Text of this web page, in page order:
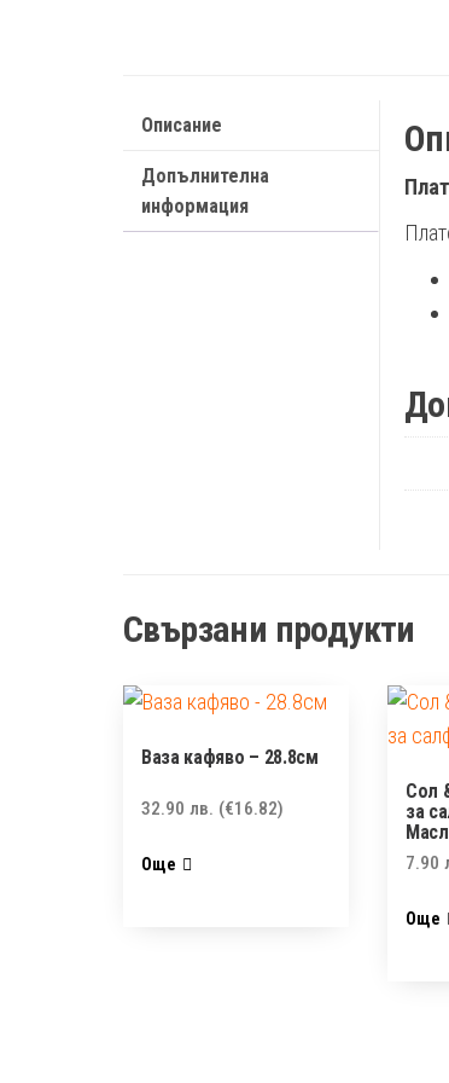
Описание
Допълнителна
информация
Свързани продукти
Ваза кафяво – 28.8см
32.90 лв. (€16.82)
Още
Сол
за
7.90
Още